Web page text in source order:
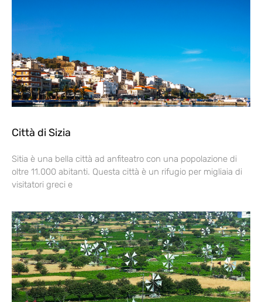
Città di Sizia
Sitia è una bella città ad anfiteatro con una popolazione di
oltre 11.000 abitanti. Questa città è un rifugio per migliaia di
visitatori greci e